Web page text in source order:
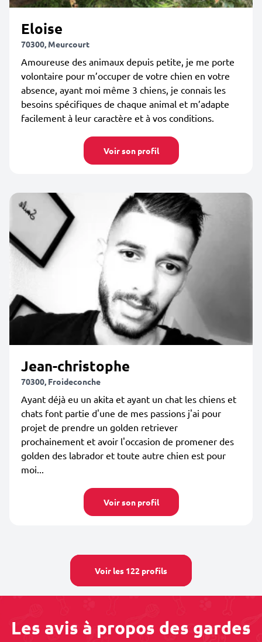
Eloise
70300, Meurcourt
Amoureuse des animaux depuis petite, je me porte
volontaire pour m’occuper de votre chien en votre
absence, ayant moi même 3 chiens, je connais les
besoins spécifiques de chaque animal et m’adapte
facilement à leur caractère et à vos conditions.
Voir son profil
Jean-christophe
70300, Froideconche
Ayant déjà eu un akita et ayant un chat les chiens et
chats font partie d'une de mes passions j'ai pour
projet de prendre un golden retriever
prochainement et avoir l'occasion de promener des
golden des labrador et toute autre chien est pour
moi...
Voir son profil
Voir les 122 profils
Les avis à propos des gardes